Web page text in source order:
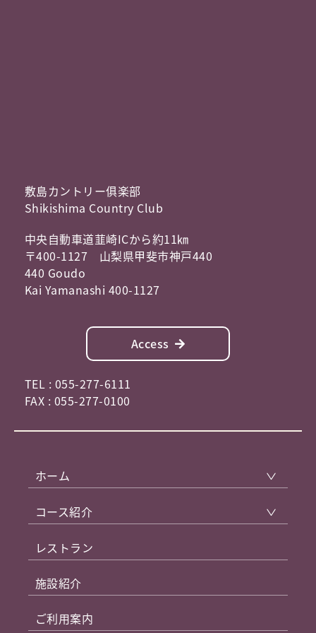
敷島カントリー俱楽部
Shikishima Country Club
中央自動車道韮崎ICから約11㎞
〒400-1127 山梨県甲斐市神戸440
440 Goudo
Kai Yamanashi 400-1127
Access
TEL : 055-277-6111
FAX : 055-277-0100
ホーム
コース紹介
レストラン
施設紹介
ご利用案内